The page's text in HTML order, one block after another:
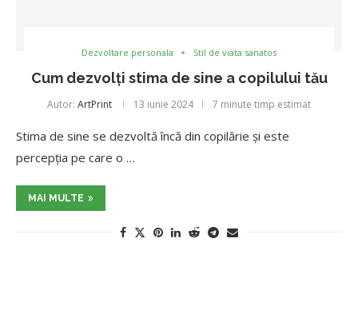
Dezvoltare personala Stil de viata sanatos
Cum dezvolți stima de sine a copilului tău
Autor: ArtPrint 13 iunie 2024 7 minute timp estimat
Stima de sine se dezvoltă încă din copilărie și este
percepția pe care o …
MAI MULTE